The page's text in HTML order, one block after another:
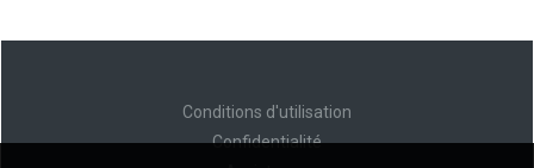
Conditions d'utilisation
Confidentialité